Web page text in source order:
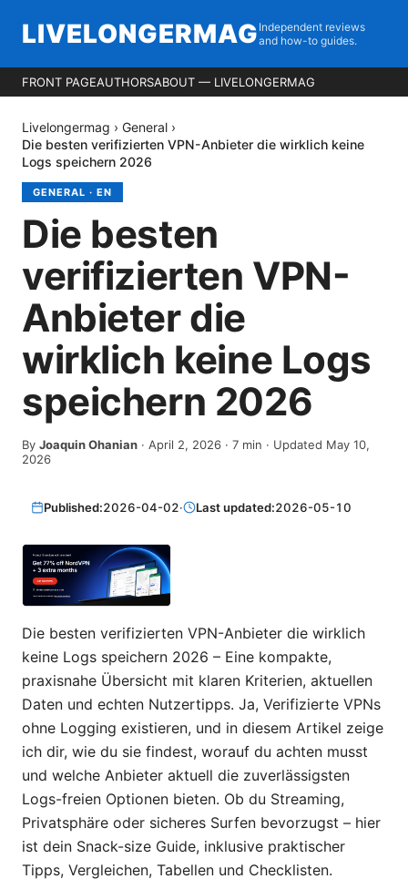
LIVELONGERMAG Independent reviews
and how-to guides.
FRONT PAGEAUTHORSABOUT — LIVELONGERMAG
Livelongermag › General ›
Die besten verifizierten VPN-Anbieter die wirklich keine
Logs speichern 2026
GENERAL · EN
Die besten
verifizierten VPN-
Anbieter die
wirklich keine Logs
speichern 2026
By Joaquin Ohanian · April 2, 2026 · 7 min · Updated May 10,
2026
Published:2026-04-02· Last updated:2026-05-10
Die besten verifizierten VPN-Anbieter die wirklich
keine Logs speichern 2026 – Eine kompakte,
praxisnahe Übersicht mit klaren Kriterien, aktuellen
Daten und echten Nutzertipps. Ja, Verifizierte VPNs
ohne Logging existieren, und in diesem Artikel zeige
ich dir, wie du sie findest, worauf du achten musst
und welche Anbieter aktuell die zuverlässigsten
Logs-freien Optionen bieten. Ob du Streaming,
Privatsphäre oder sicheres Surfen bevorzugst – hier
ist dein Snack-size Guide, inklusive praktischer
Tipps, Vergleichen, Tabellen und Checklisten.